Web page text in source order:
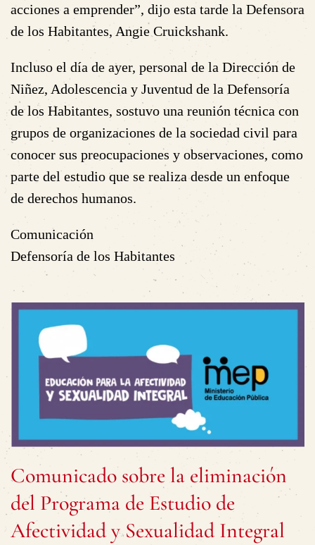
acciones a emprender”, dijo esta tarde la Defensora
de los Habitantes, Angie Cruickshank.
Incluso el día de ayer, personal de la Dirección de
Niñez, Adolescencia y Juventud de la Defensoría
de los Habitantes, sostuvo una reunión técnica con
grupos de organizaciones de la sociedad civil para
conocer sus preocupaciones y observaciones, como
parte del estudio que se realiza desde un enfoque
de derechos humanos.
Comunicación
Defensoría de los Habitantes
Comunicado sobre la eliminación
del Programa de Estudio de
Afectividad y Sexualidad Integral